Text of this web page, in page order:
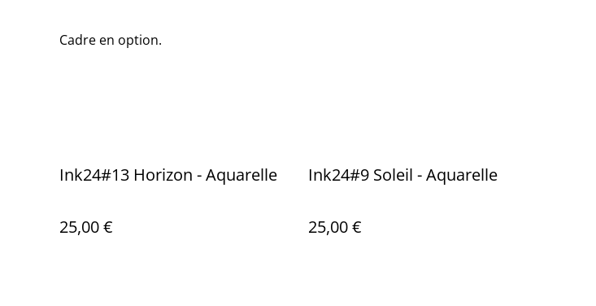
Cadre en option.
Ink24#13 Horizon - Aquarelle
25,00 €
Ink24#9 Soleil - Aquarelle
25,00 €